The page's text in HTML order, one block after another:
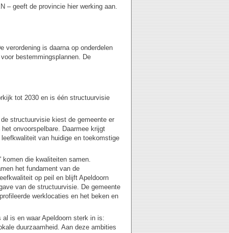
– geeft de provincie hier werking aan.
verordening is daarna op onderdelen
bestemmingsplannen. De
tot 2030 en is één structuurvisie
structuurvisie kiest de gemeente er
onvoorspelbare. Daarmee krijgt
van huidige en toekomstige
die kwaliteiten samen.
het fundament van de
op peil en blijft Apeldoorn
van de structuurvisie. De gemeente
werklocaties en het beken en
is en waar Apeldoorn sterk in is:
duurzaamheid. Aan deze ambities